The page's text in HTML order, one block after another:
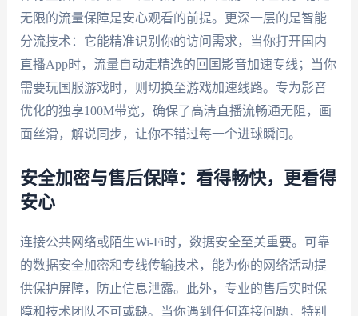
无限的流量保障是安心观看的前提。更深一层的是智能
分流技术：它能精准识别你的访问需求，当你打开国内
直播App时，流量自动走精选的回国影音加速专线；当你
需要玩国服游戏时，则切换至游戏加速线路。专为影音
优化的独享100M带宽，确保了高清直播流畅通无阻，画
面丝滑，解说同步，让你不错过每一个进球瞬间。
安全加密与售后保障：看得畅快，更看得
安心
连接公共网络或陌生Wi-Fi时，数据安全至关重要。可靠
的数据安全加密和专线传输技术，能为你的网络活动提
供保护屏障，防止信息泄露。此外，专业的售后实时保
障和技术团队不可或缺。当你遇到任何连接问题，特别